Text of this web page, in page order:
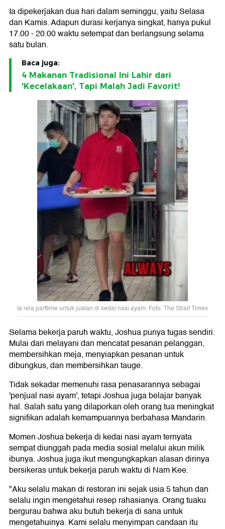
Ia dipekerjakan dua hari dalam seminggu, yaitu Selasa
dan Kamis. Adapun durasi kerjanya singkat, hanya pukul
17.00 - 20.00 waktu setempat dan berlangsung selama
satu bulan.
Baca juga:
4 Makanan Tradisional Ini Lahir dari
'Kecelakaan', Tapi Malah Jadi Favorit!
Ia rela parttime untuk jualan di kedai nasi ayam. Foto: The Strait Times
Selama bekerja paruh waktu, Joshua punya tugas sendiri.
Mulai dari melayani dan mencatat pesanan pelanggan,
membersihkan meja, menyiapkan pesanan untuk
dibungkus, dan membersihkan tauge.
Tidak sekadar memenuhi rasa penasarannya sebagai
'penjual nasi ayam', tetapi Joshua juga belajar banyak
hal. Salah satu yang dilaporkan oleh orang tua meningkat
signifikan adalah kemampuannya berbahasa Mandarin.
Momen Joshua bekerja di kedai nasi ayam ternyata
sempat diunggah pada media sosial melalui akun milik
ibunya. Joshua juga ikut mengungkapkan alasan dirinya
bersikeras untuk bekerja paruh waktu di Nam Kee.
"Aku selalu makan di restoran ini sejak usia 5 tahun dan
selalu ingin mengetahui resep rahasianya. Orang tuaku
bergurau bahwa aku butuh bekerja di sana untuk
mengetahuinya. Kami selalu menyimpan candaan itu